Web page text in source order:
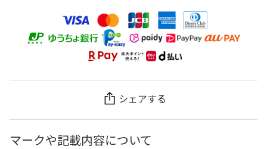
シェアする
マークや記載内容について